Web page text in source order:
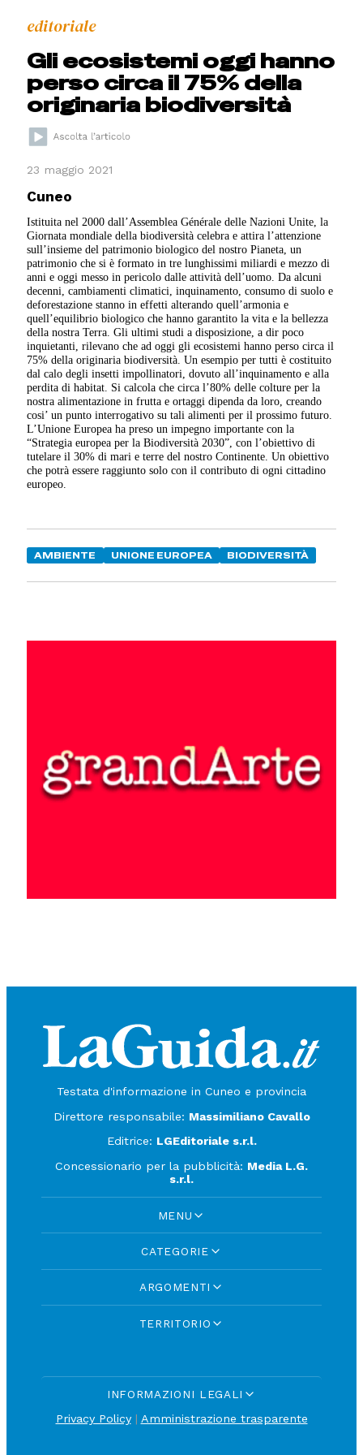
editoriale
Gli ecosistemi oggi hanno
perso circa il 75% della
originaria biodiversità
23 maggio 2021
Cuneo
Istituita nel 2000 dall’Assemblea Générale delle Nazioni Unite, la
Giornata mondiale della biodiversità celebra e attira l’attenzione
sull’insieme del patrimonio biologico del nostro Pianeta, un
patrimonio che si è formato in tre lunghissimi miliardi e mezzo di
anni e oggi messo in pericolo dalle attività dell’uomo. Da alcuni
decenni, cambiamenti climatici, inquinamento, consumo di suolo e
deforestazione stanno in effetti alterando quell’armonia e
quell’equilibrio biologico che hanno garantito la vita e la bellezza
della nostra Terra. Gli ultimi studi a disposizione, a dir poco
inquietanti, rilevano che ad oggi gli ecosistemi hanno perso circa il
75% della originaria biodiversità. Un esempio per tutti è costituito
dal calo degli insetti impollinatori, dovuto all’inquinamento e alla
perdita di habitat. Si calcola che circa l’80% delle colture per la
nostra alimentazione in frutta e ortaggi dipenda da loro, creando
cosi’ un punto interrogativo su tali alimenti per il prossimo futuro.
L’Unione Europea ha preso un impegno importante con la
“Strategia europea per la Biodiversità 2030”, con l’obiettivo di
tutelare il 30% di mari e terre del nostro Continente. Un obiettivo
che potrà essere raggiunto solo con il contributo di ogni cittadino
europeo.
AMBIENTE UNIONE EUROPEA BIODIVERSITÀ
Testata d'informazione in Cuneo e provincia
Direttore responsabile: Massimiliano Cavallo
Editrice: LGEditoriale s.r.l.
Concessionario per la pubblicità: Media L.G.
s.r.l.
MENU
CATEGORIE
ARGOMENTI
TERRITORIO
INFORMAZIONI LEGALI
Privacy Policy| Amministrazione trasparente